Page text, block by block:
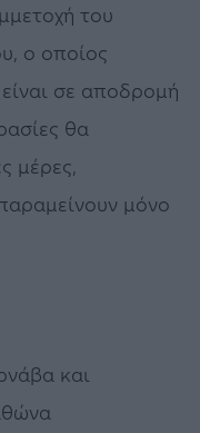
του
ο οποίος
σε αποδρομή
θα
μέρες,
μόνο
και